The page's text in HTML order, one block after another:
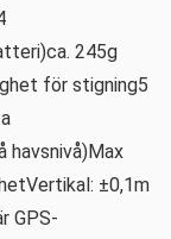
245g
för stigning5
havsnivå)Max
±0,1m
GPS-